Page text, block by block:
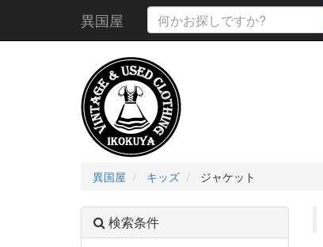
異国屋
異国屋 キッズ ジャケット
検索条件